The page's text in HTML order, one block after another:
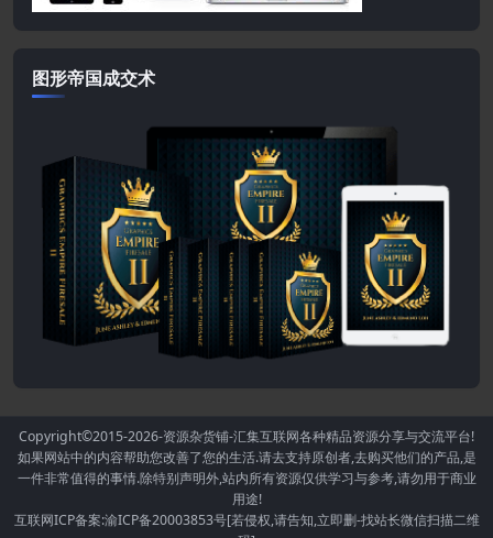
图形帝国成交术
Copyright©2015-2026-资源杂货铺-汇集互联网各种精品资源分享与交流平台!
如果网站中的内容帮助您改善了您的生活.请去支持原创者,去购买他们的产品,是
一件非常值得的事情.除特别声明外,站内所有资源仅供学习与参考,请勿用于商业
用途!
互联网ICP备案:渝ICP备20003853号[若侵权,请告知,立即删-找站长微信扫描二维